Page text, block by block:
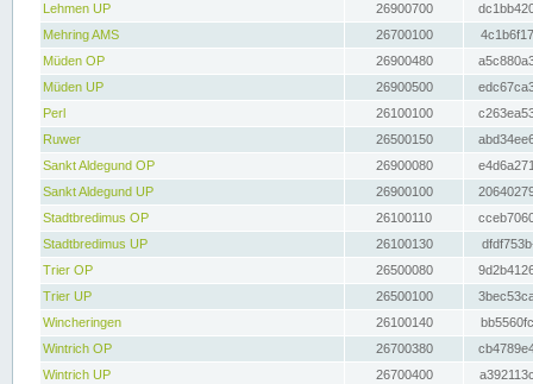
Lehmen UP
26900700
Mehring AMS
26700100
Müden OP
26900480
Müden UP
26900500
Perl
26100100
Ruwer
26500150
Sankt Aldegund OP
26900080
Sankt Aldegund UP
26900100
Stadtbredimus OP
26100110
Stadtbredimus UP
26100130
Trier OP
26500080
Trier UP
26500100
Wincheringen
26100140
Wintrich OP
26700380
Wintrich UP
26700400